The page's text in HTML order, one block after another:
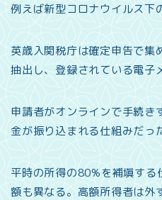
例えば新型コロナウイルス下
英歳入関税庁は確定申告で集
抽出し、登録されている電子
申請者がオンラインで手続き
金が振り込まれる仕組みだっ
平時の所得の80%を補塡する
額も異なる。高額所得者は外